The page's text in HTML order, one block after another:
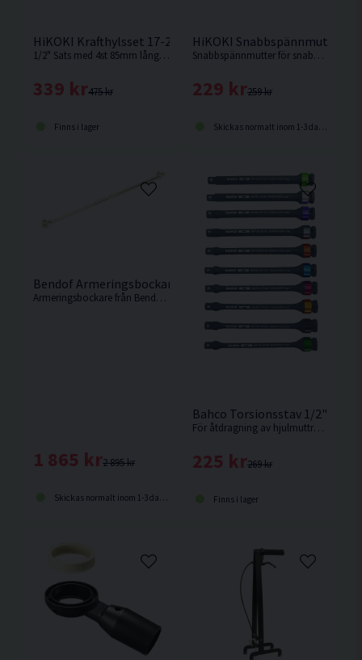
HiKOKI Krafthylsset 17-22mm Färgkodad
1/2" Sats med 4st 85mm långa krafthylsor med skyddande lager av plast på utsidan för att skydda dina fälgar.
475 kr
339 kr
Finns i lager
HiKOKI Snabbspännmutter
Snabbspännmutter för snabb lossning och fastsättning av vinkelslipsskivor
259 kr
229 kr
Skickas normalt inom 1-3 dagar
Bendof Armeringsbockare med Dubbla Bockhuvuden <12/
Armeringsbockare från Bendof som klarar att bocka armeringsjärn upp till 12mm.
2 895 kr
1 865 kr
Skickas normalt inom 1-3 dagar
Bahco Torsionsstav 1/2" 90-
För åtdragning av hjulmuttrar med en mutterdragare utan att överskrida rekommenderat vridmoment. Välj styrka i rullmenyn.
269 kr
225 kr
Finns i lager